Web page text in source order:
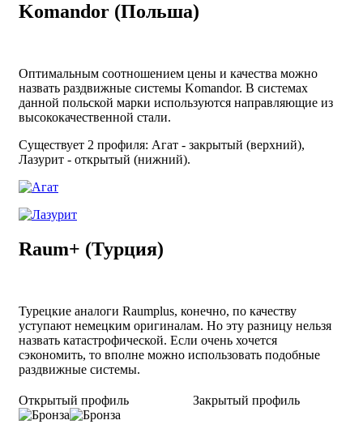
Komandor (Польша)
Оптимальным соотношением цены и качества можно
назвать раздвижные системы Komandor. В системах
данной польской марки используются направляющие из
высококачественной стали.
Существует 2 профиля: Агат - закрытый (верхний),
Лазурит - открытый (нижний).
Raum+ (Турция)
Турецкие аналоги Raumplus, конечно, по качеству
уступают немецким оригиналам. Но эту разницу нельзя
назвать катастрофической. Если очень хочется
сэкономить, то вполне можно использовать подобные
раздвижные системы.
Открытый профиль Закрытый профиль